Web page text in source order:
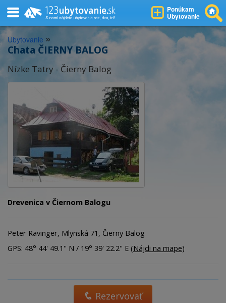
Ponúkam
Ubytovanie
Ubytovanie »
Chata ČIERNY BALOG
Nízke Tatry - Čierny Balog
Drevenica v Čiernom Balogu
Peter Ravinger, Mlynská 71, Čierny Balog
GPS: 48° 44' 49.1'' N / 19° 39' 22.2'' E (Nájdi na mape)
Rezervovať